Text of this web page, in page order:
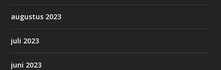
augustus 2023
juli 2023
juni 2023